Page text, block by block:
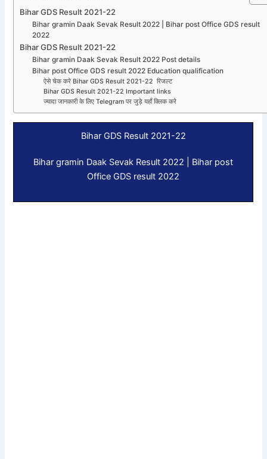
Bihar GDS Result 2021-22
Bihar gramin Daak Sevak Result 2022 | Bihar post Office GDS result
2022
Bihar GDS Result 2021-22
Bihar gramin Daak Sevak Result 2022 Post details
Bihar post Office GDS result 2022 Education qualification
ऐसे चेक करे Bihar GDS Result 2021-22 रिजल्ट
Bihar GDS Result 2021-22 Important links
ज्यादा जानकारी के लिए Telegram पर जुड़े यहाँ क्लिक करे
Bihar GDS Result 2021-22
Bihar gramin Daak Sevak Result 2022 | Bihar post
Office GDS result 2022